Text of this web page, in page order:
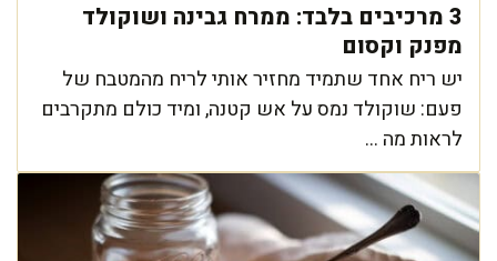
3 מרכיבים בלבד: ממרח גבינה ושוקולד
מפנק וקסום
יש ריח אחד שתמיד מחזיר אותי לריח מהמטבח של
פעם: שוקולד נמס על אש קטנה, ומיד כולם מתקרבים
לראות מה ...